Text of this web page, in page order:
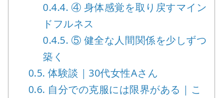
0.4.4. ④ 身体感覚を取り戻すマイン
ドフルネス
0.4.5. ⑤ 健全な人間関係を少しずつ
築く
0.5. 体験談｜30代女性Aさん
0.6. 自分での克服には限界がある｜こ